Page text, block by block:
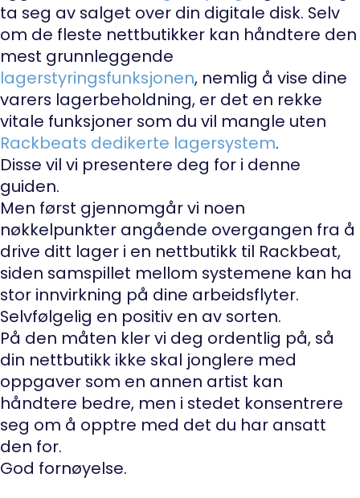
ta seg av salget over din digitale disk. Selv
om de fleste nettbutikker kan håndtere den
mest grunnleggende
lagerstyringsfunksjonen, nemlig å vise dine
varers lagerbeholdning, er det en rekke
vitale funksjoner som du vil mangle uten
Rackbeats dedikerte lagersystem.
Disse vil vi presentere deg for i denne
guiden.
Men først gjennomgår vi noen
nøkkelpunkter angående overgangen fra å
drive ditt lager i en nettbutikk til Rackbeat,
siden samspillet mellom systemene kan ha
stor innvirkning på dine arbeidsflyter.
Selvfølgelig en positiv en av sorten.
På den måten kler vi deg ordentlig på, så
din nettbutikk ikke skal jonglere med
oppgaver som en annen artist kan
håndtere bedre, men i stedet konsentrere
seg om å opptre med det du har ansatt
den for.
God fornøyelse.